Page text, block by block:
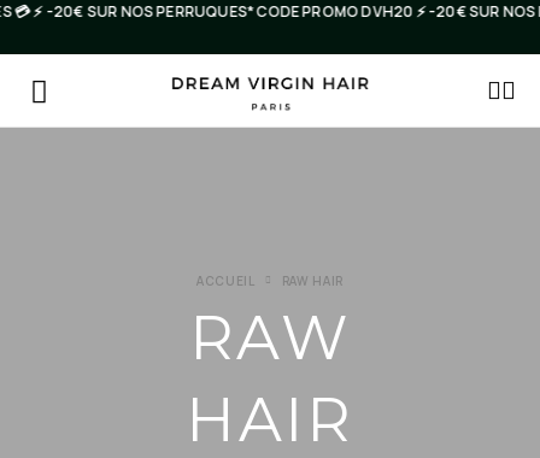
20€ SUR NOS PERRUQUES* CODE PROMO DVH20 ⚡️ -20€ SUR NOS
RAW
HAIR
ACCUEIL RAW HAIR